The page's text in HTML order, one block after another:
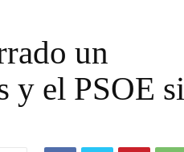
un
y el PSOE si